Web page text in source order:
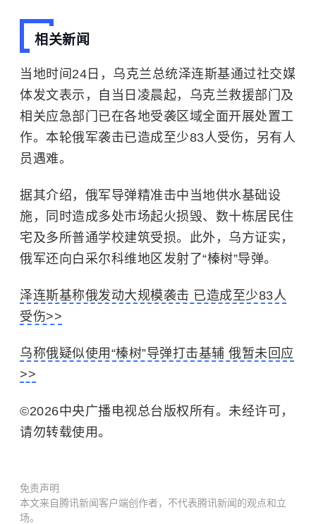
相关新闻
当地时间24日，乌克兰总统泽连斯基通过社交媒
体发文表示，自当日凌晨起，乌克兰救援部门及
相关应急部门已在各地受袭区域全面开展处置工
作。本轮俄军袭击已造成至少83人受伤，另有人
员遇难。
据其介绍，俄军导弹精准击中当地供水基础设
施，同时造成多处市场起火损毁、数十栋居民住
宅及多所普通学校建筑受损。此外，乌方证实，
俄军还向白采尔科维地区发射了“榛树”导弹。
泽连斯基称俄发动大规模袭击 已造成至少83人
受伤>>
乌称俄疑似使用“榛树”导弹打击基辅 俄暂未回应
>>
©2026中央广播电视总台版权所有。未经许可，
请勿转载使用。
免责声明
本文来自腾讯新闻客户端创作者，不代表腾讯新闻的观点和立
场。